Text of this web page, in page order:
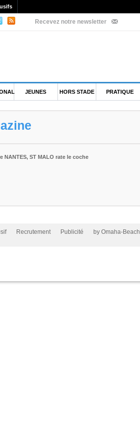
Recevez notre newsletter
JEUNES HORS STADE PRATIQUE
NANTES, ST MALO rate le coche
Recrutement Publicité by Omaha-Beach